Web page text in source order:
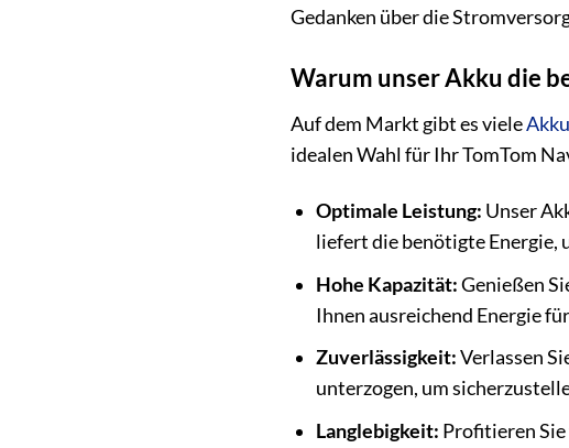
Gedanken über die
Warum unser Akku die
Auf dem Markt gibt es viele
idealen Wahl für Ihr TomTom
Optimale Leistung: Unser
liefert die benötigte Energie,
Hohe Kapazität:Genießen
Ihnen ausreichend Energie
Zuverlässigkeit:Verlassen
unterzogen, um
Langlebigkeit: Profitieren Sie